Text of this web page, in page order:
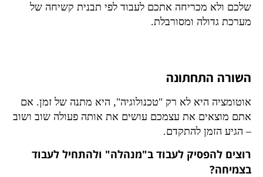
שלכם ולא מכריחה אתכם לעבוד לפי תבנית קשיחה של
מערכת גדולה ומסורבלת.
השורה התחתונה
אוטומציה היא לא רק "טכנולוגיה", היא מתנה של זמן. אם
אתם מוצאים את עצמכם עושים את אותה פעולה שוב ושוב
– הגיע הזמן להתקדם.
רוצים להפסיק לעבוד ב"מנהלה" ולהתחיל לעבוד
בצמיחה?